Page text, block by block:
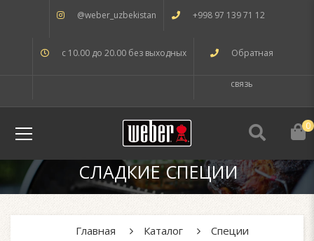
@weber_uzbekistan +998 97 139 71 12
с 10.00 до 20.00 без выходных Обратная
связь
0
СЛАДКИЕ СПЕЦИИ
Главная Каталог Специи